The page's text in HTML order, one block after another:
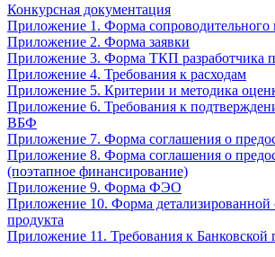
Конкурсная документация
Приложение 1. Форма сопроводительного
Приложение 2. Форма заявки
Приложение 3. Форма ТКП разработчика
Приложение 4. Требования к расходам
Приложение 5. Критерии и методика
Приложение 6. Требования к
ВБФ
Приложение 7. Форма соглашения о
Приложение 8. Форма соглашения о
(поэтапное финансирование)
Приложение 9. Форма ФЭО
Приложение 10. Форма детализированной
продукта
Приложение 11. Требования к Банковской